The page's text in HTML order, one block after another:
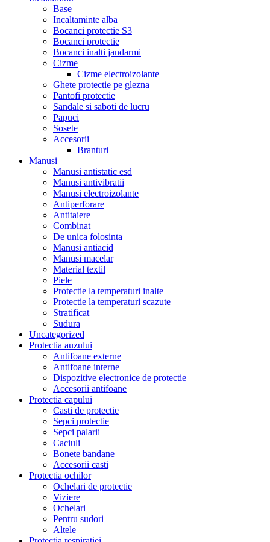
Base
Incaltaminte alba
Bocanci protectie S3
Bocanci protectie
Bocanci inalti jandarmi
Cizme
Cizme electroizolante
Ghete protectie pe glezna
Pantofi protectie
Sandale si saboti de lucru
Papuci
Sosete
Accesorii
Branturi
Manusi
Manusi antistatic esd
Manusi antivibratii
Manusi electroizolante
Antiperforare
Antitaiere
Combinat
De unica folosinta
Manusi antiacid
Manusi macelar
Material textil
Piele
Protectie la temperaturi inalte
Protectie la temperaturi scazute
Stratificat
Sudura
Uncategorized
Protectia auzului
Antifoane externe
Antifoane interne
Dispozitive electronice de protectie
Accesorii antifoane
Protectia capului
Casti de protectie
Sepci protectie
Sepci palarii
Caciuli
Bonete bandane
Accesorii casti
Protectia ochilor
Ochelari de protectie
Viziere
Ochelari
Pentru sudori
Altele